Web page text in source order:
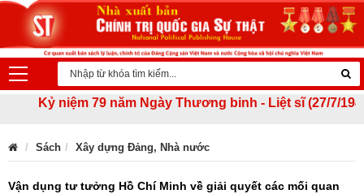
Kỷ niệm 79 năm Ngày Thương binh - Liệt sĩ (27/7/1947 -
Sách Xây dựng Đảng, Nhà nước
Vận dụng tư tưởng Hồ Chí Minh về giải quyết các mối quan